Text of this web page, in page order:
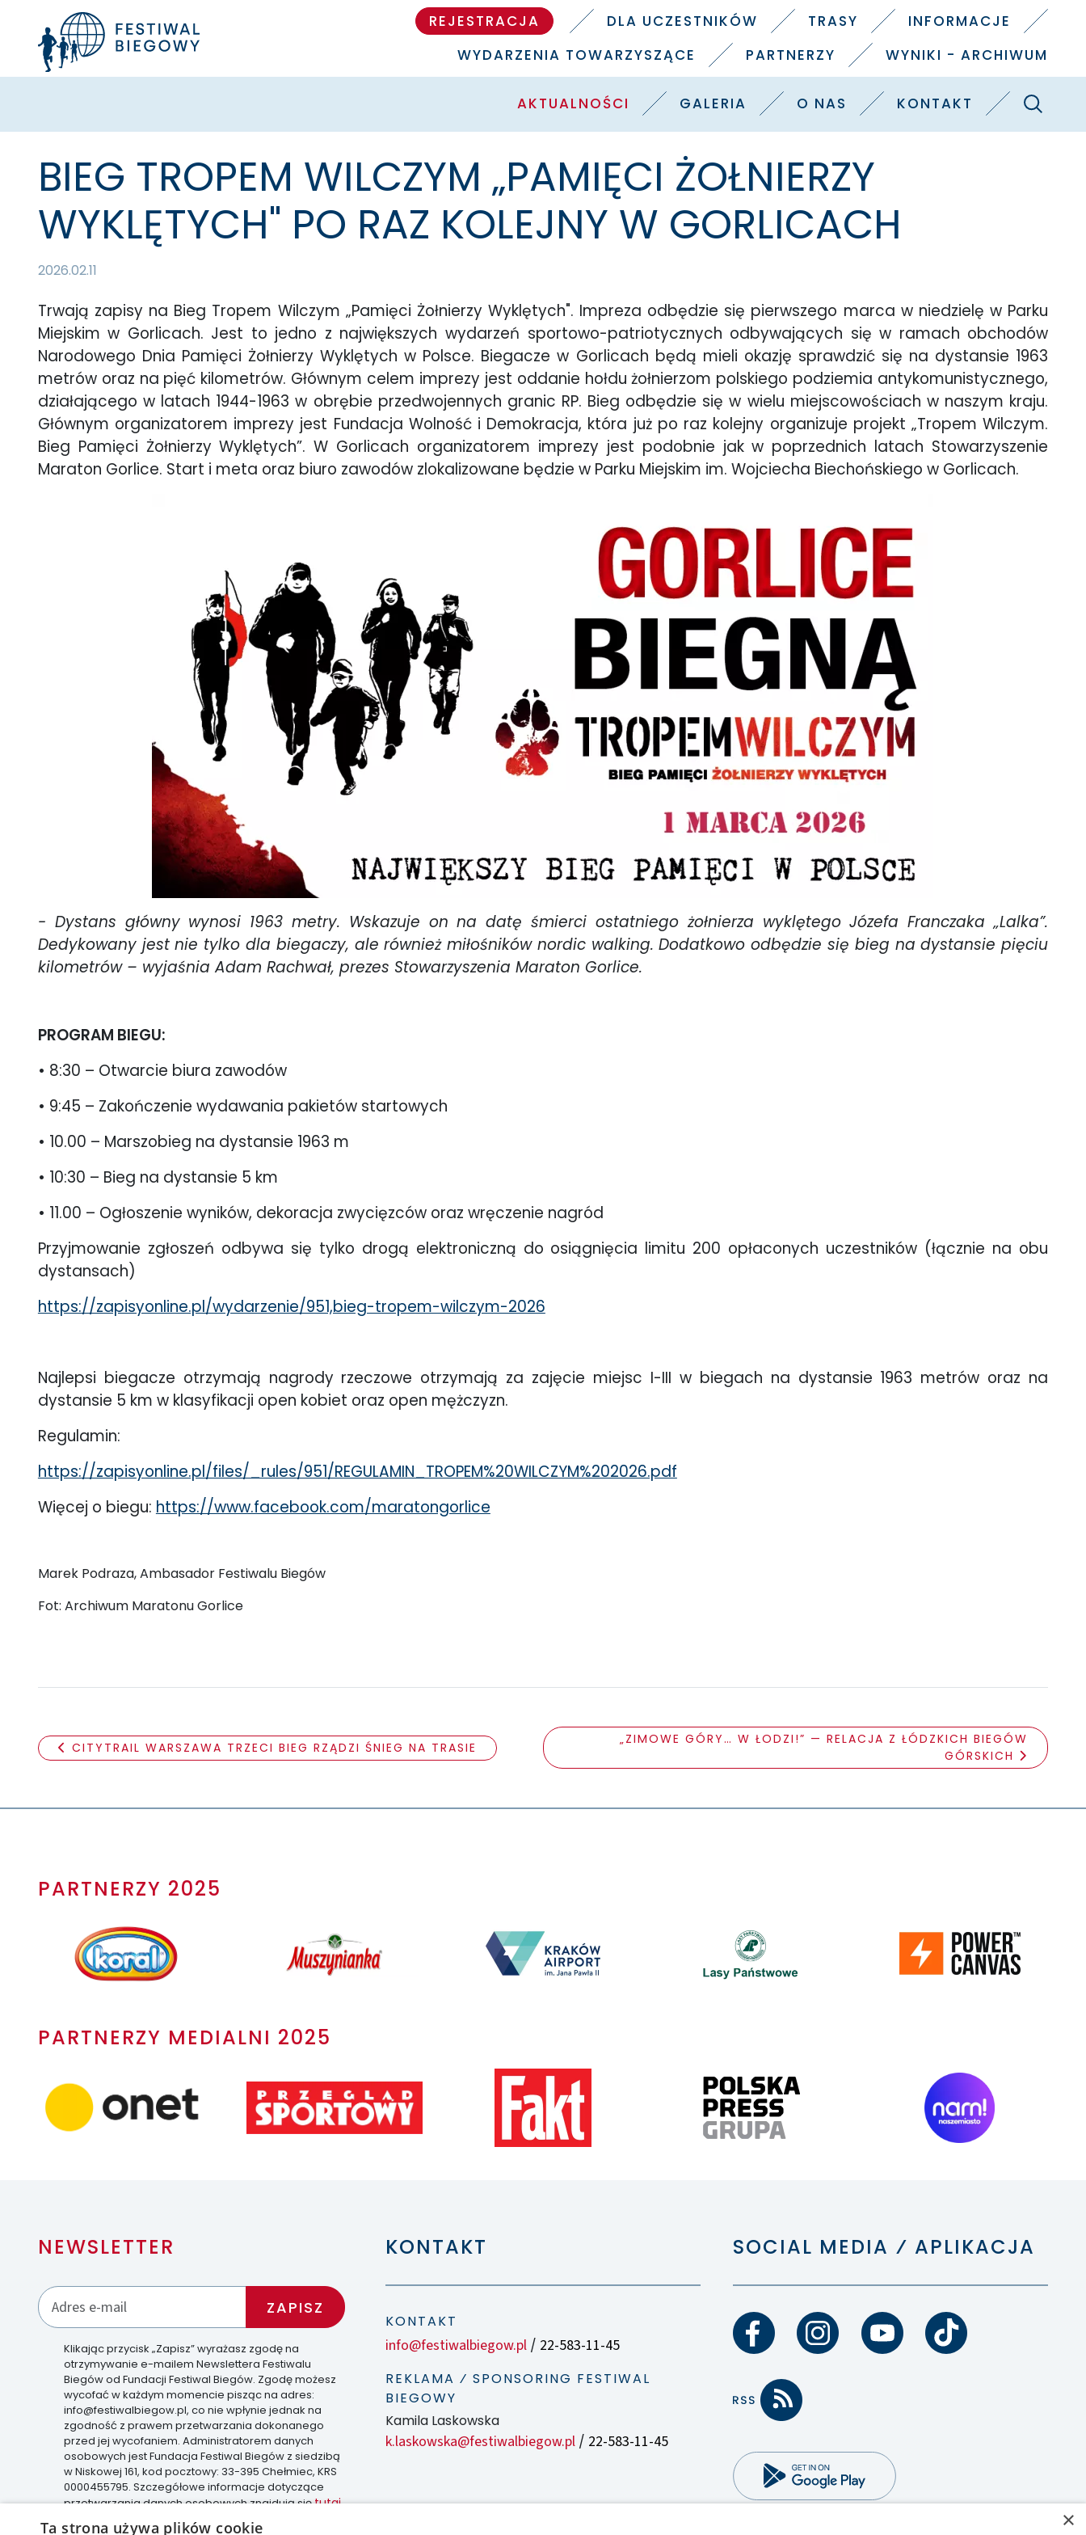
REJESTRACJA DLA UCZESTNIKÓW TRASY
INFORMACJE
WYDARZENIA TOWARZYSZĄCE
PARTNERZY WYNIKI - ARCHIWUM
AKTUALNOŚCI GALERIA O NAS KONTAKT Szukaj
BIEG TROPEM WILCZYM „PAMIĘCI ŻOŁNIERZY
WYKLĘTYCH" PO RAZ KOLEJNY W GORLICACH
2026.02.11
Trwają zapisy na Bieg Tropem Wilczym „Pamięci Żołnierzy Wyklętych". Impreza odbędzie się pierwszego marca w niedzielę w Parku
Miejskim w Gorlicach. Jest to jedno z największych wydarzeń sportowo-patriotycznych odbywających się w ramach obchodów
Narodowego Dnia Pamięci Żołnierzy Wyklętych w Polsce. Biegacze w Gorlicach będą mieli okazję sprawdzić się na dystansie 1963
metrów oraz na pięć kilometrów. Głównym celem imprezy jest oddanie hołdu żołnierzom polskiego podziemia antykomunistycznego,
działającego w latach 1944-1963 w obrębie przedwojennych granic RP. Bieg odbędzie się w wielu miejscowościach w naszym kraju.
Głównym organizatorem imprezy jest Fundacja Wolność i Demokracja, która już po raz kolejny organizuje projekt „Tropem Wilczym.
Bieg Pamięci Żołnierzy Wyklętych”. W Gorlicach organizatorem imprezy jest podobnie jak w poprzednich latach Stowarzyszenie
Maraton Gorlice. Start i meta oraz biuro zawodów zlokalizowane będzie w Parku Miejskim im. Wojciecha Biechońskiego w Gorlicach.
- Dystans główny wynosi 1963 metry. Wskazuje on na datę śmierci ostatniego żołnierza wyklętego Józefa Franczaka „Lalka”.
Dedykowany jest nie tylko dla biegaczy, ale również miłośników nordic walking. Dodatkowo odbędzie się bieg na dystansie pięciu
kilometrów – wyjaśnia Adam Rachwał, prezes Stowarzyszenia Maraton Gorlice.
PROGRAM BIEGU:
• 8:30 – Otwarcie biura zawodów
• 9:45 – Zakończenie wydawania pakietów startowych
• 10.00 – Marszobieg na dystansie 1963 m
• 10:30 – Bieg na dystansie 5 km
• 11.00 – Ogłoszenie wyników, dekoracja zwycięzców oraz wręczenie nagród
Przyjmowanie zgłoszeń odbywa się tylko drogą elektroniczną do osiągnięcia limitu 200 opłaconych uczestników (łącznie na obu
dystansach)
https://zapisyonline.pl/wydarzenie/951,bieg-tropem-wilczym-2026
Najlepsi biegacze otrzymają nagrody rzeczowe otrzymają za zajęcie miejsc I-III w biegach na dystansie 1963 metrów oraz na
dystansie 5 km w klasyfikacji open kobiet oraz open mężczyzn.
Regulamin:
https://zapisyonline.pl/files/_rules/951/REGULAMIN_TROPEM%20WILCZYM%202026.pdf
Więcej o biegu: https://www.facebook.com/maratongorlice
Marek Podraza, Ambasador Festiwalu Biegów
Fot: Archiwum Maratonu Gorlice
CITYTRAIL WARSZAWA TRZECI BIEG RZĄDZI ŚNIEG NA TRASIE
„ZIMOWE GÓRY… W ŁODZI!” — RELACJA Z ŁÓDZKICH BIEGÓW
GÓRSKICH
PARTNERZY 2025
PARTNERZY MEDIALNI 2025
NEWSLETTER
Klikając przycisk „Zapisz” wyrażasz zgodę na
otrzymywanie e-mailem Newslettera Festiwalu
Biegów od Fundacji Festiwal Biegów. Zgodę możesz
wycofać w każdym momencie pisząc na adres:
info@festiwalbiegow.pl, co nie wpłynie jednak na
zgodność z prawem przetwarzania dokonanego
przed jej wycofaniem. Administratorem danych
osobowych jest Fundacja Festiwal Biegów z siedzibą
w Niskowej 161, kod pocztowy: 33-395 Chełmiec, KRS
0000455795. Szczegółowe informacje dotyczące
przetwarzania danych osobowych znajdują siętutaj.
KONTAKT
KONTAKT
info@festiwalbiegow.pl/ 22-583-11-45
REKLAMA ⁄ SPONSORING FESTIWAL
BIEGOWY
Kamila Laskowska
k.laskowska@festiwalbiegow.pl/ 22-583-11-45
SOCIAL MEDIA ⁄ APLIKACJA
×
Ta strona używa plików cookie